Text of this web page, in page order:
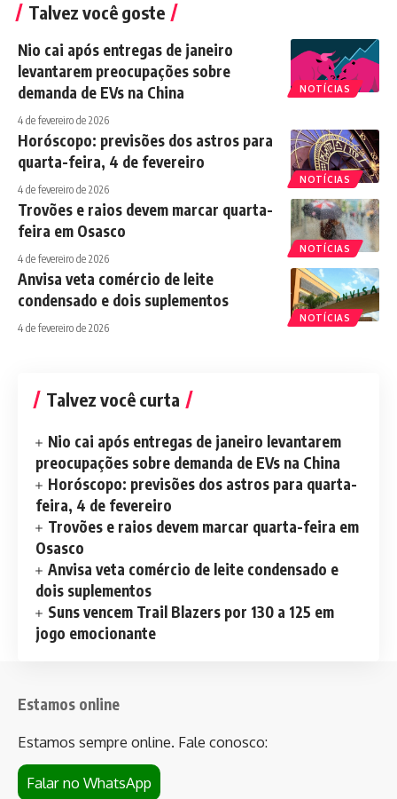
Talvez você goste
NOTÍCIAS
Nio cai após entregas de janeiro
levantarem preocupações sobre
demanda de EVs na China
4 de fevereiro de 2026
NOTÍCIAS
Horóscopo: previsões dos astros para
quarta-feira, 4 de fevereiro
4 de fevereiro de 2026
NOTÍCIAS
Trovões e raios devem marcar quarta-
feira em Osasco
4 de fevereiro de 2026
NOTÍCIAS
Anvisa veta comércio de leite
condensado e dois suplementos
4 de fevereiro de 2026
Talvez você curta
Nio cai após entregas de janeiro levantarem
preocupações sobre demanda de EVs na China
Horóscopo: previsões dos astros para quarta-
feira, 4 de fevereiro
Trovões e raios devem marcar quarta-feira em
Osasco
Anvisa veta comércio de leite condensado e
dois suplementos
Suns vencem Trail Blazers por 130 a 125 em
jogo emocionante
Estamos online
Estamos sempre online. Fale conosco:
Falar no WhatsApp